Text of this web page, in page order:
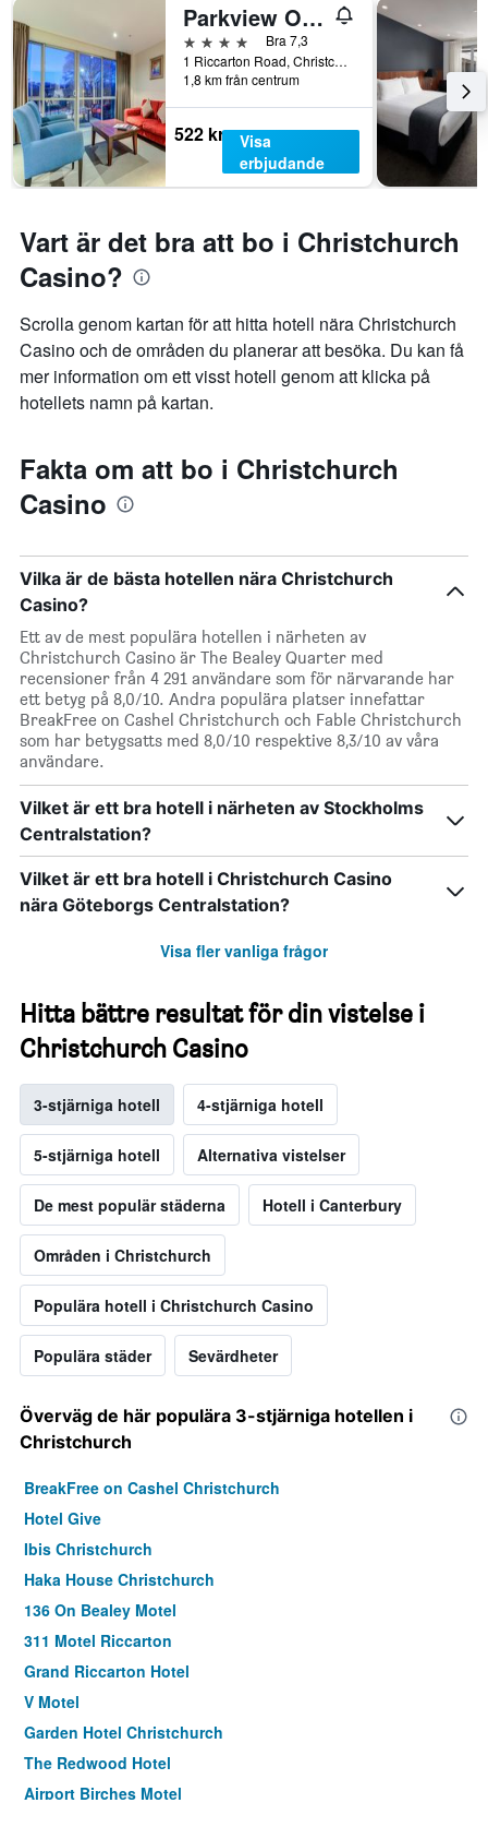
Parkview On Hagley
4 stjärnor
Bra 7,3
1 Riccarton Road, Christchurch, Nya Zeeland
1,8 km från centrum
522 kr
Visa
erbjudande
Vart är det bra att bo i Christchurch
Casino?
Scrolla genom kartan för att hitta hotell nära Christchurch
Casino och de områden du planerar att besöka. Du kan få
mer information om ett visst hotell genom att klicka på
hotellets namn på kartan.
Fakta om att bo i Christchurch
Casino
Vilka är de bästa hotellen nära Christchurch
Casino?
Ett av de mest populära hotellen i närheten av
Christchurch Casino är The Bealey Quarter med
recensioner från 4 291 användare som för närvarande har
ett betyg på 8,0/10. Andra populära platser innefattar
BreakFree on Cashel Christchurch och Fable Christchurch
som har betygsatts med 8,0/10 respektive 8,3/10 av våra
användare.
Vilket är ett bra hotell i närheten av Stockholms
Centralstation?
Vilket är ett bra hotell i Christchurch Casino
nära Göteborgs Centralstation?
Visa fler vanliga frågor
Hitta bättre resultat för din vistelse i
Christchurch Casino
3-stjärniga hotell 4-stjärniga hotell
5-stjärniga hotell Alternativa vistelser
De mest populär städerna Hotell i Canterbury
Områden i Christchurch
Populära hotell i Christchurch Casino
Populära städer Sevärdheter
Överväg de här populära 3-stjärniga hotellen i
Christchurch
BreakFree on Cashel Christchurch
Hotel Give
Ibis Christchurch
Haka House Christchurch
136 On Bealey Motel
311 Motel Riccarton
Grand Riccarton Hotel
V Motel
Garden Hotel Christchurch
The Redwood Hotel
Airport Birches Motel